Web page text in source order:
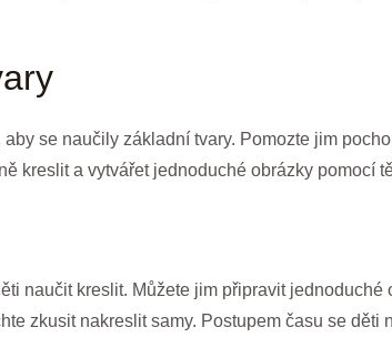
se naučily základní tvary. Pomozte jim
kreslit a vytvářet jednoduché obrázky pomocí
naučit kreslit. Můžete jim připravit jednoduché
zkusit nakreslit samy. Postupem času se děti